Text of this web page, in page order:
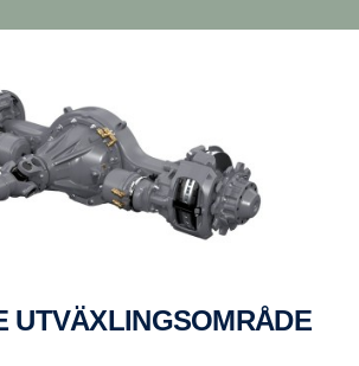
med bland annat
och överväxel ger bättre
vilket är i linje med Scanias filosofi
för lågvarvsmotorer.
UTVÄXLINGSOMRÅDE